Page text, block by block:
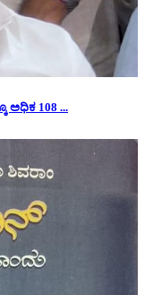
ಅಧಿಕ 108 ...